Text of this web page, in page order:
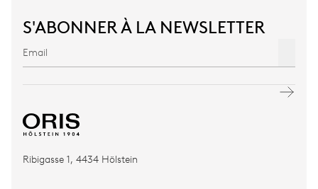
S'ABONNER À LA NEWSLETTER
Ribigasse 1, 4434 Hölstein